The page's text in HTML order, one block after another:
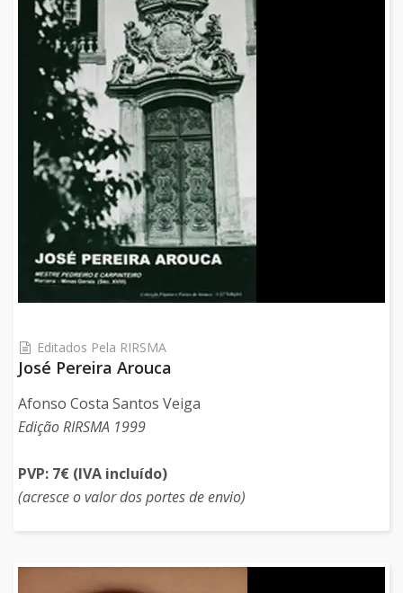
Editados Pela RIRSMA
José Pereira Arouca
Afonso Costa Santos Veiga
Edição RIRSMA 1999
PVP: 7€ (IVA incluído)
(acresce o valor dos portes de envio)